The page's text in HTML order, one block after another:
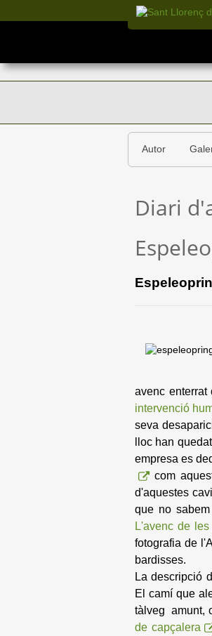
Autor
Diari
avenc enterrat
intervenció
seva
lloc han
empresa es
com
d'aquestes
que no
L'avenc de
fotografia de
bardisses.
La descripció
El camí que
tàlveg amunt,
de capçalera